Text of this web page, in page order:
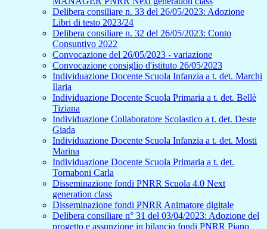
Delibera consiliare n. 33 del 26/05/2023: Adozione
Libri di testo 2023/24
Delibera consiliare n. 32 del 26/05/2023: Conto
Consuntivo 2022
Convocazione del 26/05/2023 - variazione
Convocazione consiglio d'istituto 26/05/2023
Individuazione Docente Scuola Infanzia a t. det. Marchi
Ilaria
Individuazione Docente Scuola Primaria a t. det. Bellè
Tiziana
Individuazione Collaboratore Scolastico a t. det. Deste
Giada
Individuazione Docente Scuola Infanzia a t. det. Mosti
Marina
Individuazione Docente Scuola Primaria a t. det.
Tornaboni Carla
Disseminazione fondi PNRR Scuola 4.0 Next
generation class
Disseminazione fondi PNRR Animatore digitale
Delibera consiliare n° 31 del 03/04/2023: Adozione del
progetto e assunzione in bilancio fondi PNRR Piano